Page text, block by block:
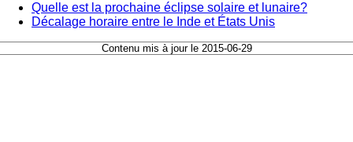
Quelle est la prochaine éclipse solaire et lunaire?
Décalage horaire entre le Inde et États Unis
Contenu mis à jour le 2015-06-29